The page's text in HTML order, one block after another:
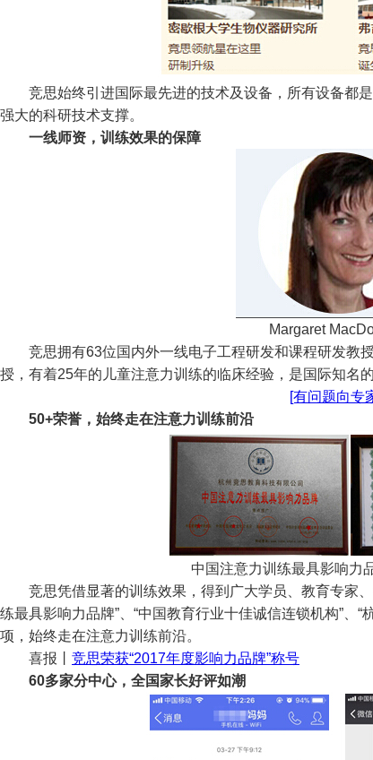
竞思始终引进国际最先进的技术及设备，所有设备都是
强大的科研技术支撑。
一线师资，训练效果的保障
Margaret
竞思拥有63位国内外一线电子工程研发和课程研发教
授，有着25年的儿童注意力训练的临床经验，是国际知名
[有问题向专
50+荣誉，始终走在注意力训练前沿
中国注意力训练最具影响力
竞思凭借显著的训练效果，得到广大学员、教育专家、
练最具影响力品牌”、“中国教育行业十佳诚信连锁机构”、
项，始终走在注意力训练前沿。
喜报丨 竞思荣获“2017年度影响力品牌”称号
60多家分中心，全国家长好评如潮